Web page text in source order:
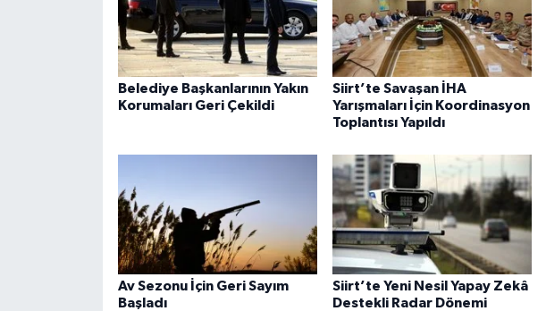
Belediye Başkanlarının Yakın
Korumaları Geri Çekildi
Siirt’te Savaşan İHA
Yarışmaları İçin Koordinasyon
Toplantısı Yapıldı
Av Sezonu İçin Geri Sayım
Başladı
Siirt’te Yeni Nesil Yapay Zekâ
Destekli Radar Dönemi